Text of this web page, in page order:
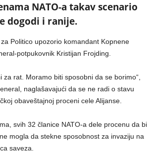
NATO-a takav scenario
dogodi i ranije.
Politico upozorio komandant Kopnene
potpukovnik Kristijan Frojding.
za rat. Moramo biti sposobni da se borimo“,
naglašavajući da se ne radi o stavu
obaveštajnoj proceni cele Alijanse.
svih 32 članice NATO-a dele procenu da bi
mogla da stekne sposobnost za invaziju na
saveza.